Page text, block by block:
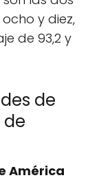
y diez,
de 93,2 y
de
de
América